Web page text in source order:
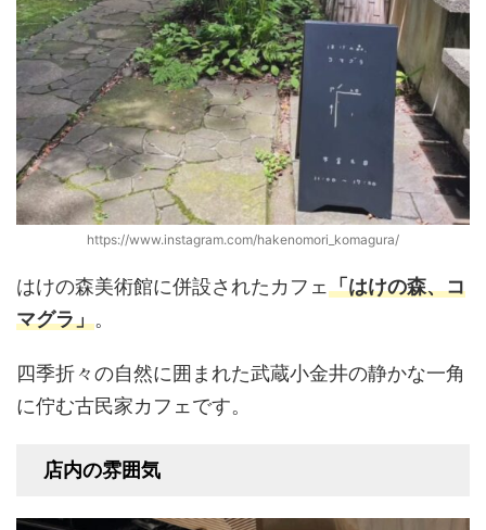
https://www.instagram.com/hakenomori_komagura/
はけの森美術館に併設されたカフェ「はけの森、コ
マグラ」。
四季折々の自然に囲まれた武蔵小金井の静かな一角
に佇む古民家カフェです。
店内の雰囲気